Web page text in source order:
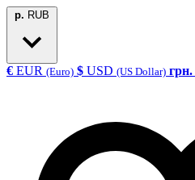
р. RUB
€ EUR (Euro) $ USD (US Dollar) грн.